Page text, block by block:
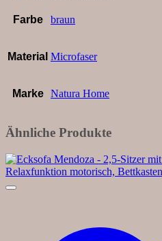
Farbe braun
Material Microfaser
Marke Natura Home
Ähnliche Produkte